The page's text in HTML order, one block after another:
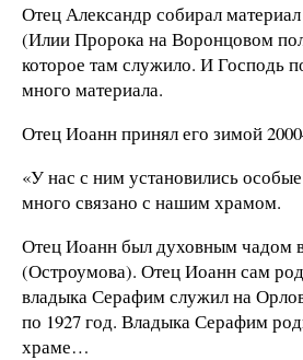
Отец Александр собирал
(Илии Пророка на Воронцовом
которое там служило. И Господь
много материала.
Отец Иоанн принял его зимой
«У нас с ним установились
много связано с нашим храмом.
Отец Иоанн был духовным чадом
(Остроумова). Отец Иоанн сам
владыка Серафим служил на
по 1927 год. Владыка Серафим
храме…